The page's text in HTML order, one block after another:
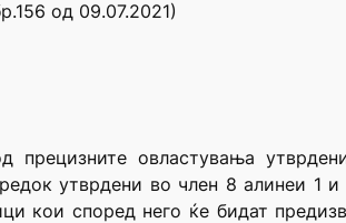
од 09.07.2021)
прецизните овластувања
утврдени во член 8 алинеи 1
кои според него ќе бидат